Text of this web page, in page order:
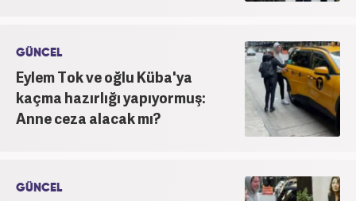
GÜNCEL
Eylem Tok ve oğlu Küba'ya
kaçma hazırlığı yapıyormuş:
Anne ceza alacak mı?
GÜNCEL